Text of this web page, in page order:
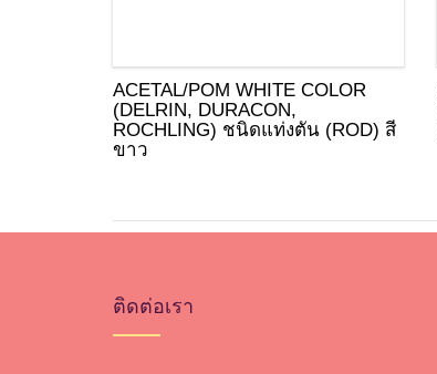
ACETAL/POM WHITE COLOR
(DELRIN, DURACON,
ROCHLING) ชนิดแท่งตัน (ROD) สี
ขาว
ติดต่อเรา